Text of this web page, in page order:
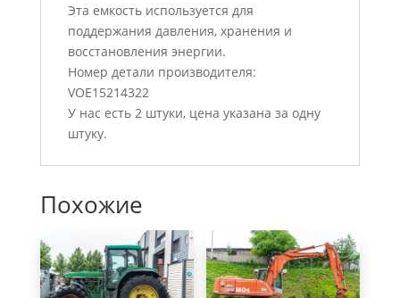
Эта емкость используется для
поддержания давления, хранения и
восстановления энергии.
Номер детали производителя:
VOE15214322
У нас есть 2 штуки, цена указана за одну
штуку.
Похожие